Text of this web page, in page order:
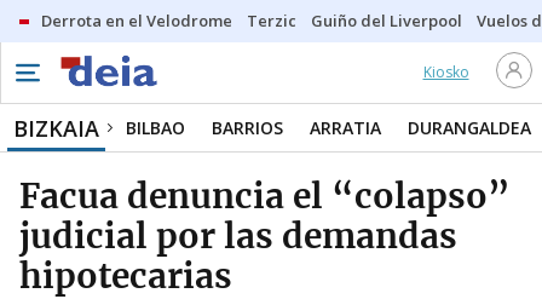
Derrota en el Velodrome Terzic Guiño del Liverpool Vuelos
Kiosko
BIZKAIA BILBAO BARRIOS ARRATIA DURANGALDEA
Facua denuncia el “colapso”
judicial por las demandas
hipotecarias